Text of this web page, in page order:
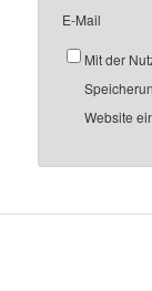
E-Mail
Mit der
Website